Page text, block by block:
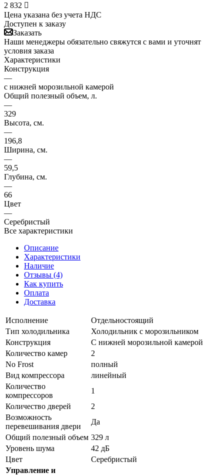
2 832 
Цена указана без учета НДС
Доступен к заказу
Заказать
Наши менеджеры обязательно свяжутся с вами и уточнят
условия заказа
Характеристики
Конструкция
—
с нижней морозильной камерой
Общий полезный объем, л.
—
329
Высота, см.
—
196,8
Ширина, см.
—
59,5
Глубина, см.
—
66
Цвет
—
Серебристый
Все характеристики
Описание
Характеристики
Наличие
Отзывы (4)
Как купить
Оплата
Доставка
Исполнение
Отдельностоящий
Тип холодильника
Холодильник с морозильником
Конструкция
С нижней морозильной камерой
Количество камер
2
No Frost
полный
Вид компрессора
линейный
Количество
компрессоров
1
Количество дверей
2
Возможность
перевешивания двери
Да
Общий полезный объем 329 л
Уровень шума
42 дБ
Цвет
Серебристый
Управление и